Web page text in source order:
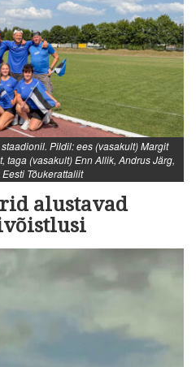
Pildil: ees (vasakult) Margit
taga (vasakult) Enn Allik, Andrus Järg,
Tõukerattaliit
alustavad